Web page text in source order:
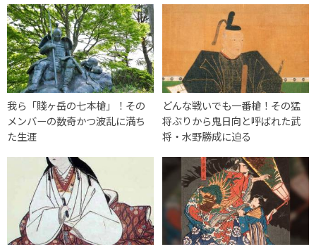
我ら「賤ヶ岳の七本槍」！その
メンバーの数奇かつ波乱に満ち
た生涯
どんな戦いでも一番槍！その猛
将ぶりから鬼日向と呼ばれた武
将・水野勝成に迫る